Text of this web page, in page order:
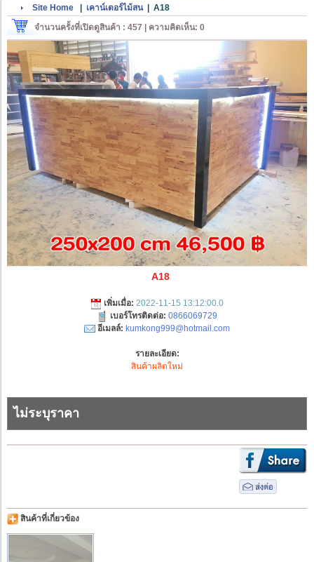
Site Home เคาน์เตอร์ไม้สน| A18
จำนวนครั้งที่เปิดดูสินค้า : 457 | ความคิดเห็น: 0
A18
เพิ่มเมื่อ: 2022-11-15 13:12:00.0
เบอร์โทรติดต่อ: 0866069729
อีเมลล์: kumkong999@hotmail.com
รายละเอียด:
สินค้าผลิตใหม่
ไม่ระบุราคา
สินค้าที่เกี่ยวข้อง